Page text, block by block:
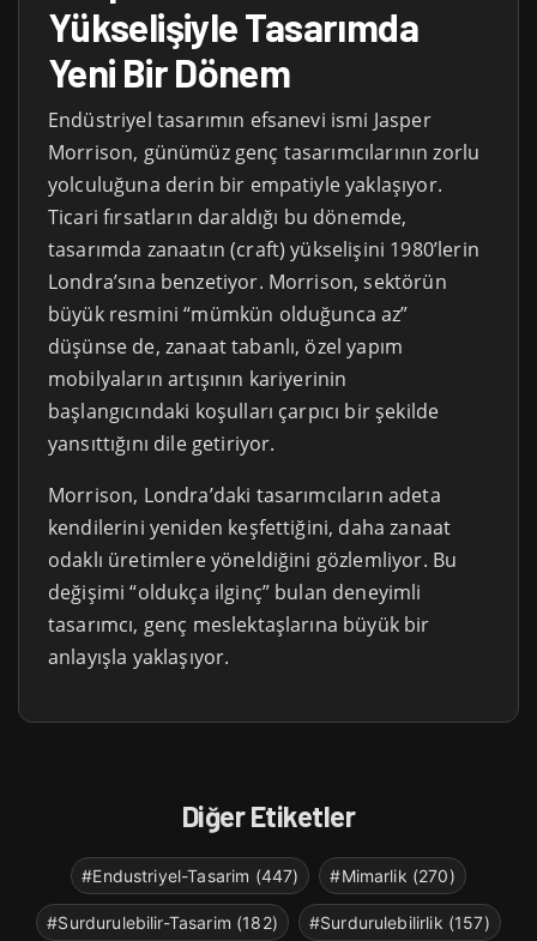
Yükselişiyle Tasarımda
Yeni Bir Dönem
Endüstriyel tasarımın efsanevi ismi Jasper
Morrison, günümüz genç tasarımcılarının zorlu
yolculuğuna derin bir empatiyle yaklaşıyor.
Ticari fırsatların daraldığı bu dönemde,
tasarımda zanaatın (craft) yükselişini 1980’lerin
Londra’sına benzetiyor. Morrison, sektörün
büyük resmini “mümkün olduğunca az”
düşünse de, zanaat tabanlı, özel yapım
mobilyaların artışının kariyerinin
başlangıcındaki koşulları çarpıcı bir şekilde
yansıttığını dile getiriyor.
Morrison, Londra’daki tasarımcıların adeta
kendilerini yeniden keşfettiğini, daha zanaat
odaklı üretimlere yöneldiğini gözlemliyor. Bu
değişimi “oldukça ilginç” bulan deneyimli
tasarımcı, genç meslektaşlarına büyük bir
anlayışla yaklaşıyor.
Diğer Etiketler
#Endustriyel-Tasarim (447) #Mimarlik (270)
#Surdurulebilir-Tasarim (182) #Surdurulebilirlik (157)